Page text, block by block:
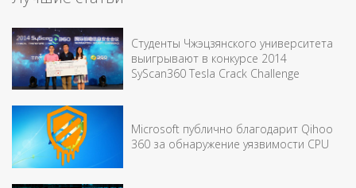
Студенты Чжэцзянского университета
выигрывают в конкурсе 2014
SyScan360 Tesla Crack Challenge
Microsoft публично благодарит Qihoo
360 за обнаружение уязвимости CPU